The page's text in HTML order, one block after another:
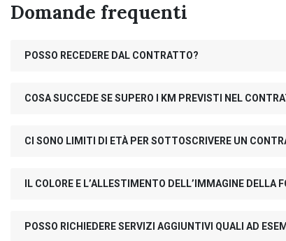
Domande frequenti
POSSO RECEDERE DAL CONTRATTO?
COSA SUCCEDE SE SUPERO I KM PREVISTI NEL
CI SONO LIMITI DI ETÀ PER SOTTOSCRIVERE UN
IL COLORE E L’ALLESTIMENTO DELL’IMMAGINE
POSSO RICHIEDERE SERVIZI AGGIUNTIVI QUALI AD